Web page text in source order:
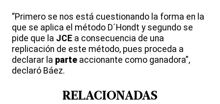
“Primero se nos está cuestionando la forma en la
que se aplica el método D´Hondt y segundo se
pide que la JCE a consecuencia de una
replicación de este método, pues proceda a
declarar la parte accionante como ganadora”,
declaró Báez.
RELACIONADAS